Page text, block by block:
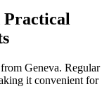
Practical
Geneva. Regular
it convenient for